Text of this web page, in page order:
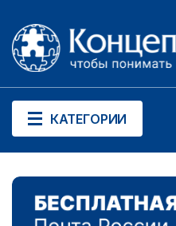
КАТЕГОРИИ